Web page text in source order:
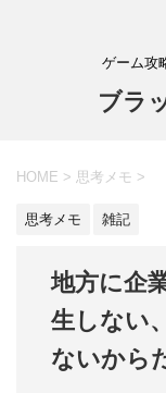
ゲーム攻
ブラ
HOME > 思考メモ >
思考メモ 雑記
地方に企
生しない
ないから